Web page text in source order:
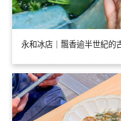
永和冰店｜飄香逾半世紀的